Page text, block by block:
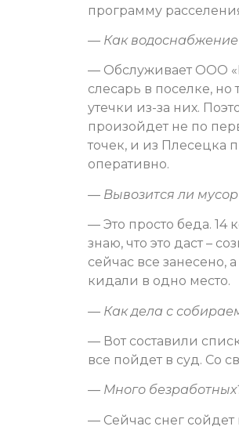
программу
— Как
— Обслуживает ООО
слесарь в поселке, но
утечки из-за них.
произойдет не по
точек, и из Плесецка
оперативно.
— Вывозится ли
— Это просто беда. 14
знаю, что это даст –
сейчас все занесено,
кидали в одно место.
— Как дела с
— Вот составили
все пойдет в суд. Со
— Много
— Сейчас снег сойдет